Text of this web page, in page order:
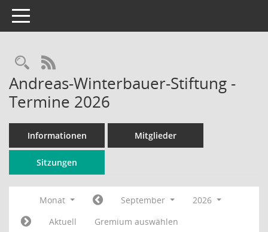
Toggle navigation
Rechercheauswahl
RSS-Feed
Andreas-Winterbauer-Stiftung -
Termine 2026
Informationen Mitglieder
Sitzungen
Monat September
2026
Aktuell
Gremium auswählen